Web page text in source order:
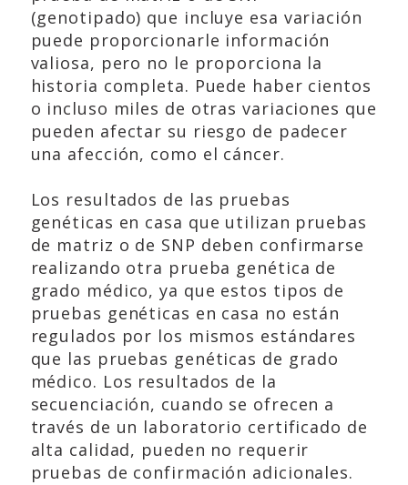
(genotipado) que incluye esa variación
puede proporcionarle información
valiosa, pero no le proporciona la
historia completa. Puede haber cientos
o incluso miles de otras variaciones que
pueden afectar su riesgo de padecer
una afección, como el cáncer.
Los resultados de las pruebas
genéticas en casa que utilizan pruebas
de matriz o de SNP deben confirmarse
realizando otra prueba genética de
grado médico, ya que estos tipos de
pruebas genéticas en casa no están
regulados por los mismos estándares
que las pruebas genéticas de grado
médico. Los resultados de la
secuenciación, cuando se ofrecen a
través de un laboratorio certificado de
alta calidad, pueden no requerir
pruebas de confirmación adicionales.